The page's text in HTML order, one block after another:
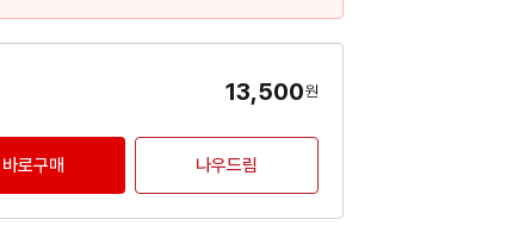
13,500원
바로구매 나우드림